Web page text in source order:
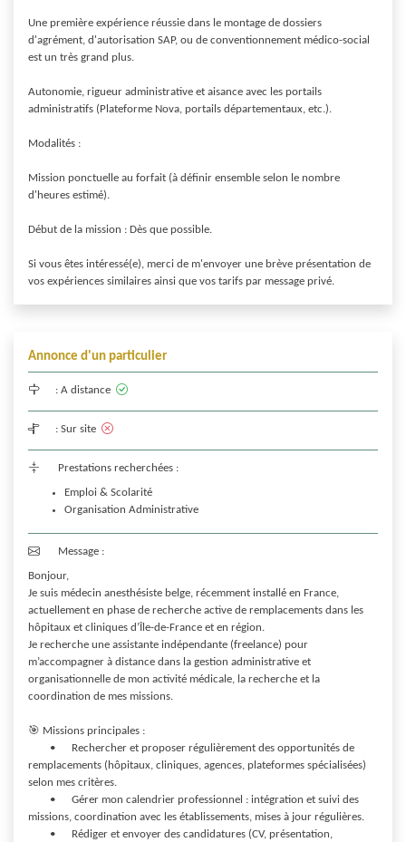
Une première expérience réussie dans le montage de dossiers
d'agrément, d'autorisation SAP, ou de conventionnement médico-social
est un très grand plus.
Autonomie, rigueur administrative et aisance avec les portails
administratifs (Plateforme Nova, portails départementaux, etc.).
Modalités :
Mission ponctuelle au forfait (à définir ensemble selon le nombre
d'heures estimé).
Début de la mission : Dès que possible.
Si vous êtes intéressé(e), merci de m'envoyer une brève présentation de
vos expériences similaires ainsi que vos tarifs par message privé.
Annonce d'un particulier
: A distance
: Sur site
Prestations recherchées :
Emploi & Scolarité
Organisation Administrative
Message :
Bonjour,
Je suis médecin anesthésiste belge, récemment installé en France,
actuellement en phase de recherche active de remplacements dans les
hôpitaux et cliniques d’Île-de-France et en région.
Je recherche une assistante indépendante (freelance) pour
m’accompagner à distance dans la gestion administrative et
organisationnelle de mon activité médicale, la recherche et la
coordination de mes missions.
🎯 Missions principales :
remplacements (hôpitaux, cliniques, agences, plateformes spécialisées)
selon mes critères.
missions, coordination avec les établissements, mises à jour régulières.